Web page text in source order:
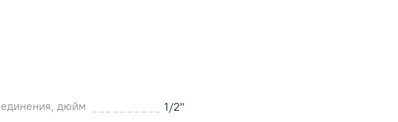
водыдюйм
1/2"